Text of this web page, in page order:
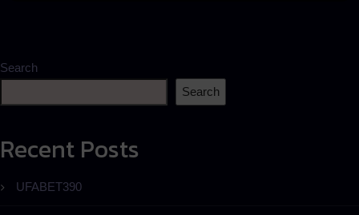
Search
Search
Recent Posts
UFABET390